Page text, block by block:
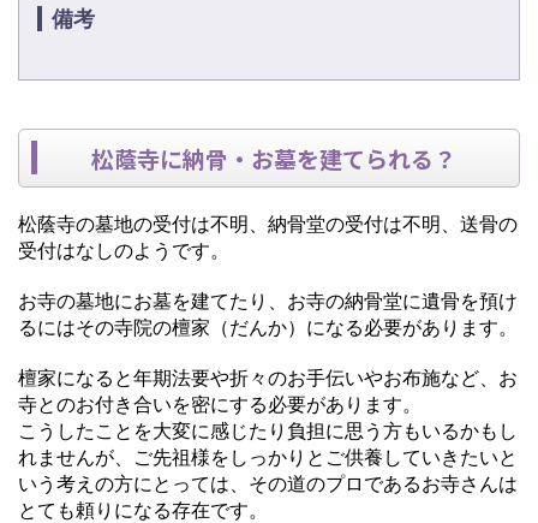
備考
松蔭寺に納骨・お墓を建てられる？
松蔭寺の墓地の受付は不明、納骨堂の受付は不明、送骨の
受付はなしのようです。
お寺の墓地にお墓を建てたり、お寺の納骨堂に遺骨を預け
るにはその寺院の檀家（だんか）になる必要があります。
檀家になると年期法要や折々のお手伝いやお布施など、お
寺とのお付き合いを密にする必要があります。
こうしたことを大変に感じたり負担に思う方もいるかもし
れませんが、ご先祖様をしっかりとご供養していきたいと
いう考えの方にとっては、その道のプロであるお寺さんは
とても頼りになる存在です。